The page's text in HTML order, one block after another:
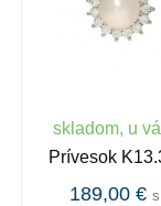
skladom, u
Prívesok
189,00 €